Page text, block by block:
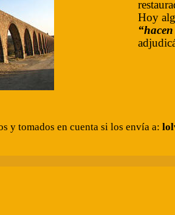
Hoy
“hacen
y tomados en cuenta si los envía a: